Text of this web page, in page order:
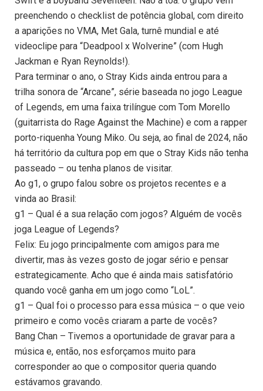
preenchendo o checklist de potência global, com direito
a aparições no VMA, Met Gala, turnê mundial e até
videoclipe para “Deadpool x Wolverine” (com Hugh
Jackman e Ryan Reynolds!).
Para terminar o ano, o Stray Kids ainda entrou para a
trilha sonora de “Arcane”, série baseada no jogo League
of Legends, em uma faixa trilíngue com Tom Morello
(guitarrista do Rage Against the Machine) e com a rapper
porto-riquenha Young Miko. Ou seja, ao final de 2024, não
há território da cultura pop em que o Stray Kids não tenha
passeado – ou tenha planos de visitar.
Ao g1, o grupo falou sobre os projetos recentes e a
vinda ao Brasil:
g1 – Qual é a sua relação com jogos? Alguém de vocês
joga League of Legends?
Felix: Eu jogo principalmente com amigos para me
divertir, mas às vezes gosto de jogar sério e pensar
estrategicamente. Acho que é ainda mais satisfatório
quando você ganha em um jogo como “LoL”.
g1 – Qual foi o processo para essa música – o que veio
primeiro e como vocês criaram a parte de vocês?
Bang Chan – Tivemos a oportunidade de gravar para a
música e, então, nos esforçamos muito para
corresponder ao que o compositor queria quando
estávamos gravando.